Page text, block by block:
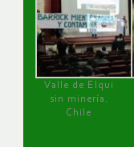
Valle de Elqui
sin minería.
Chile